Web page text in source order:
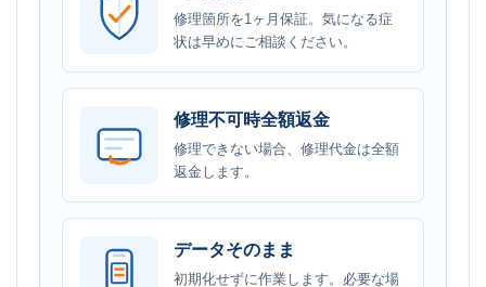
修理箇所を1ヶ月保証。気になる症
状は早めにご相談ください。
修理不可時全額返金
修理できない場合、修理代金は全額
返金します。
データそのまま
初期化せずに作業します。必要な場